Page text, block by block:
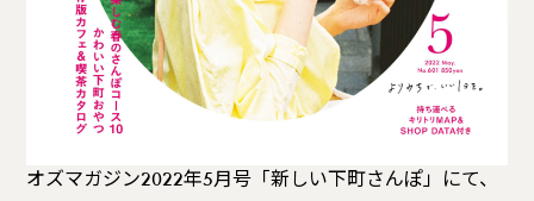
オズマガジン2022年5月号「新しい下町さんぽ」にて、